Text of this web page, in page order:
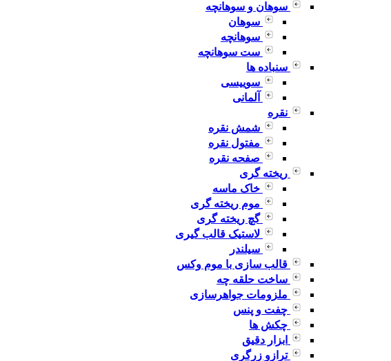
سوهان و سوهانچه
سوهان
سوهانچه
ست سوهانچه
سنباده ها
سوییسی
آلمانی
نقره
شمش نقره
مفتول نقره
صفحه نقره
ریخته گری
خاک ماسه
موم ریخته گری
گچ ریخته گری
لاستیک قالب گیری
سیلندر
قالب سازی با موم وکس
ساخت حلقه چه
ملزومات جواهرسازی
چفت و پنس
چکش ها
ابزار دقیق
ترازو زرگری